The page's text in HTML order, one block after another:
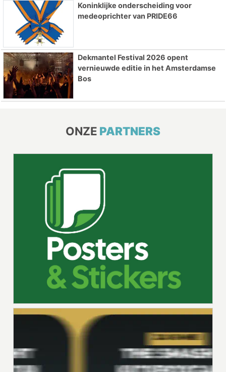
Koninklijke onderscheiding voor
medeoprichter van PRIDE66
Dekmantel Festival 2026 opent
vernieuwde editie in het Amsterdamse
Bos
ONZE PARTNERS